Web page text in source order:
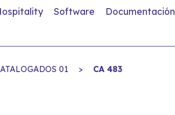
Software Documentación
01 > CA 483